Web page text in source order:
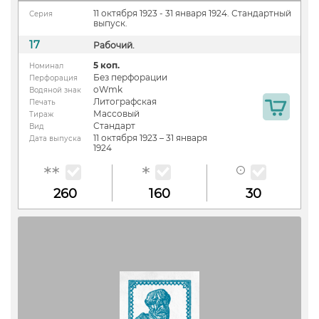
Серия
11 октября 1923 - 31 января 1924. Стандартный
выпуск.
17 Рабочий.
Номинал 5 коп.
Перфорация Без перфорации
Водяной знак oWmk
Печать Литографская
Тираж Массовый
Вид Стандарт
Дата выпуска
11 октября 1923 – 31 января
1924
260 160 30